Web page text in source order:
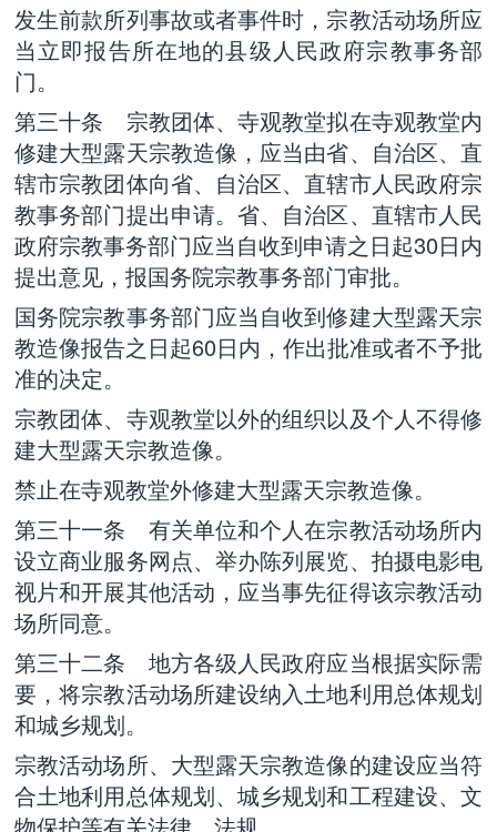
发生前款所列事故或者事件时，宗教活动场所应
当立即报告所在地的县级人民政府宗教事务部
门。
第三十条 宗教团体、寺观教堂拟在寺观教堂内
修建大型露天宗教造像，应当由省、自治区、直
辖市宗教团体向省、自治区、直辖市人民政府宗
教事务部门提出申请。省、自治区、直辖市人民
政府宗教事务部门应当自收到申请之日起30日内
提出意见，报国务院宗教事务部门审批。
国务院宗教事务部门应当自收到修建大型露天宗
教造像报告之日起60日内，作出批准或者不予批
准的决定。
宗教团体、寺观教堂以外的组织以及个人不得修
建大型露天宗教造像。
禁止在寺观教堂外修建大型露天宗教造像。
第三十一条 有关单位和个人在宗教活动场所内
设立商业服务网点、举办陈列展览、拍摄电影电
视片和开展其他活动，应当事先征得该宗教活动
场所同意。
第三十二条 地方各级人民政府应当根据实际需
要，将宗教活动场所建设纳入土地利用总体规划
和城乡规划。
宗教活动场所、大型露天宗教造像的建设应当符
合土地利用总体规划、城乡规划和工程建设、文